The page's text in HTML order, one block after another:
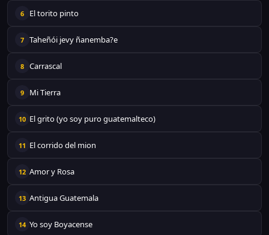
6 El torito pinto
7 Taheñói jevy ñanemba?e
8 Carrascal
9 Mi Tierra
10 El grito (yo soy puro guatemalteco)
11 El corrido del mion
12 Amor y Rosa
13 Antigua Guatemala
14 Yo soy Boyacense